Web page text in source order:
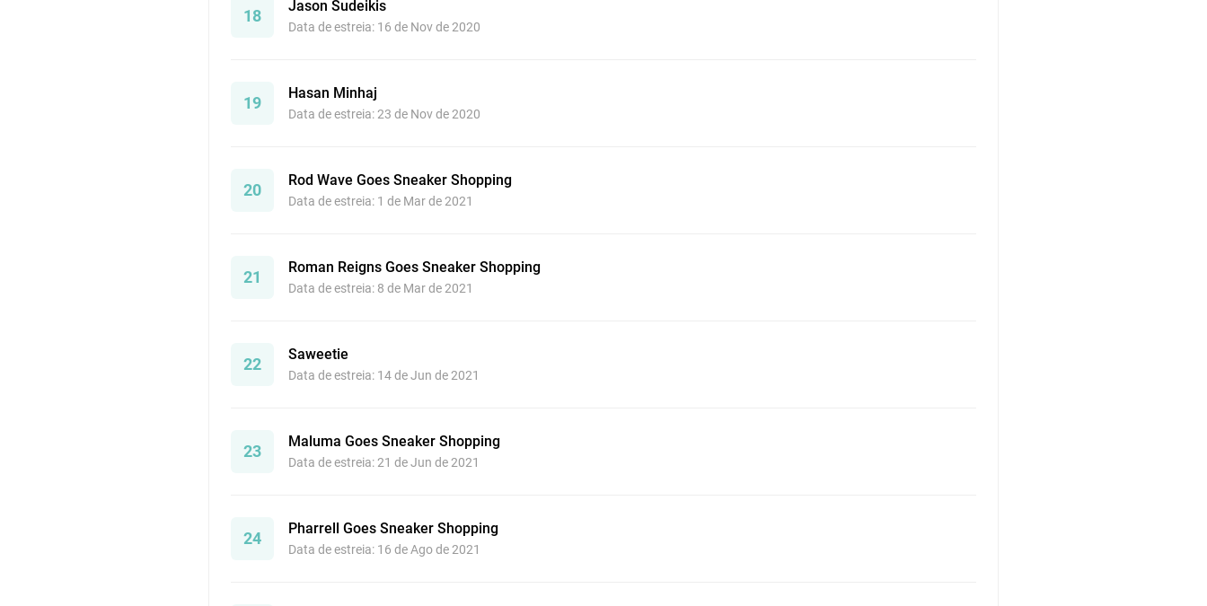
18
Jason Sudeikis
Data de estreia: 16 de Nov de 2020
19
Hasan Minhaj
Data de estreia: 23 de Nov de 2020
20
Rod Wave Goes Sneaker Shopping
Data de estreia: 1 de Mar de 2021
21
Roman Reigns Goes Sneaker Shopping
Data de estreia: 8 de Mar de 2021
22
Saweetie
Data de estreia: 14 de Jun de 2021
23
Maluma Goes Sneaker Shopping
Data de estreia: 21 de Jun de 2021
24
Pharrell Goes Sneaker Shopping
Data de estreia: 16 de Ago de 2021